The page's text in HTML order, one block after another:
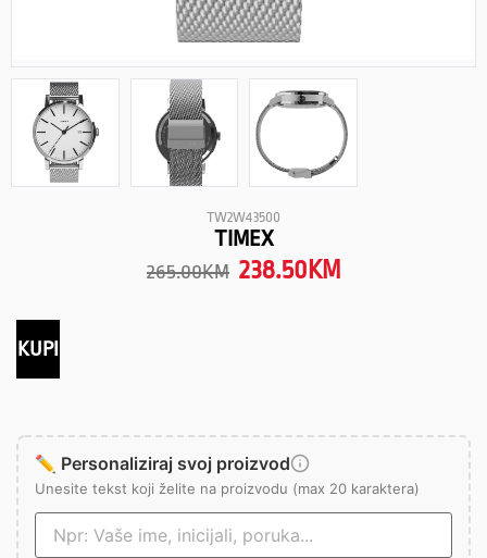
TW2W43500
TIMEX
265.00KM 238.50 KM
KUPI
✏️ Personaliziraj svoj proizvod
Unesite tekst koji želite na proizvodu (max 20 karaktera)